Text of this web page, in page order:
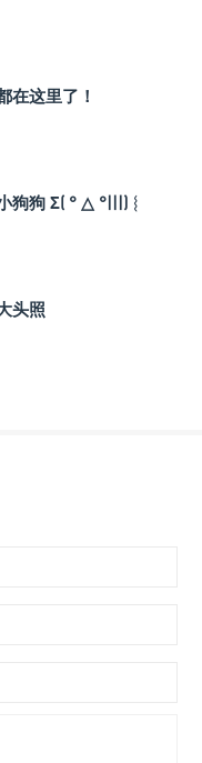
在这里了！
狗狗 Σ( ° △ °|||)︴
头照